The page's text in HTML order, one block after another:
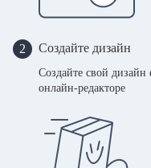
2 Создайте дизайн
Создайте свой
онлайн-редакторе